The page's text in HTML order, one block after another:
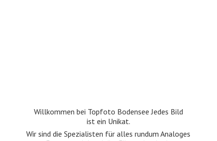
Willkommen bei Topfoto Bodensee Jedes Bild
ist ein Unikat.
Wir sind die Spezialisten für alles rundum Analoges